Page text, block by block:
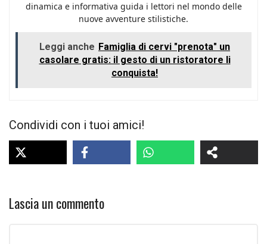
dinamica e informativa guida i lettori nel mondo delle
nuove avventure stilistiche.
Leggi anche Famiglia di cervi "prenota" un
casolare gratis: il gesto di un ristoratore li
conquista!
Condividi con i tuoi amici!
Lascia un commento